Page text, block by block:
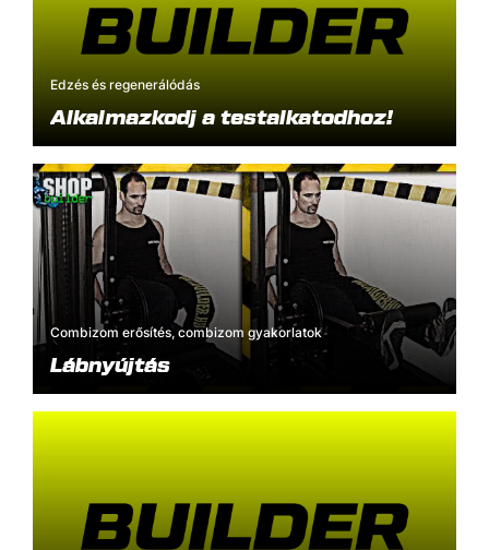
Edzés és regenerálódás
Alkalmazkodj a testalkatodhoz!
Combizom erősítés, combizom gyakorlatok
Lábnyújtás